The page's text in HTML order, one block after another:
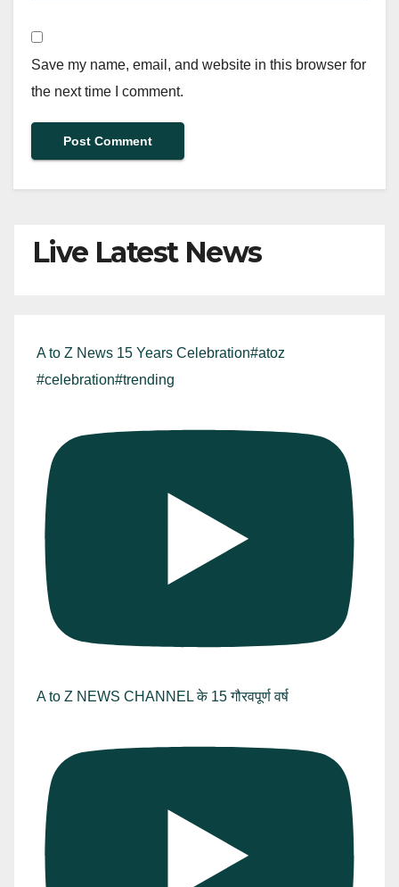
Save my name, email, and website in this browser for
the next time I comment.
Live Latest News
A to Z News 15 Years Celebration#atoz
#celebration#trending
A to Z NEWS CHANNEL के 15 गौरवपूर्ण वर्ष